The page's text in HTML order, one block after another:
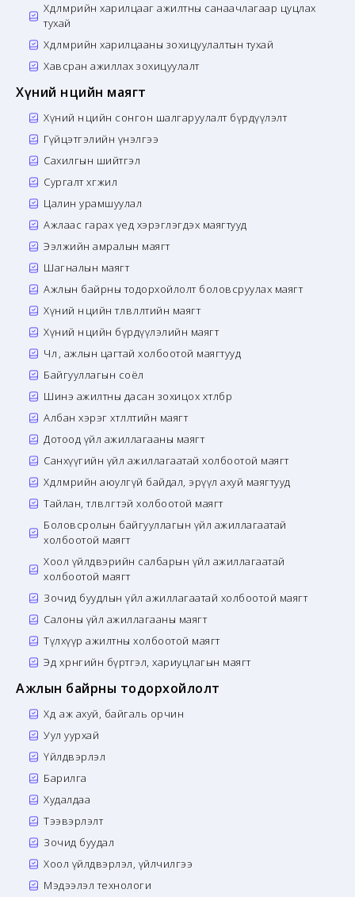
Хөдөлмөрийн харилцааг ажилтны санаачлагаар цуцлах
тухай
Хөдөлмөрийн харилцааны зохицуулалтын тухай
Хавсран ажиллах зохицуулалт
Хүний нөөцийн маягт
Хүний нөөцийн сонгон шалгаруулалт бүрдүүлэлт
Гүйцэтгэлийн үнэлгээ
Сахилгын шийтгэл
Сургалт хөгжил
Цалин урамшуулал
Ажлаас гарах үед хэрэглэгдэх маягтууд
Ээлжийн амралын маягт
Шагналын маягт
Ажлын байрны тодорхойлолт боловсруулах маягт
Хүний нөөцийн төлөвлөлтийн маягт
Хүний нөөцийн бүрдүүлэлийн маягт
Чөлөө, ажлын цагтай холбоотой маягтууд
Байгууллагын соёл
Шинэ ажилтны дасан зохицох хөтөлбөр
Албан хэрэг хөтлөлтийн маягт
Дотоод үйл ажиллагааны маягт
Санхүүгийн үйл ажиллагаатай холбоотой маягт
Хөдөлмөрийн аюулгүй байдал, эрүүл ахуй маягтууд
Тайлан, төлөвлөгөөтэй холбоотой маягт
Боловсролын байгууллагын үйл ажиллагаатай
холбоотой маягт
Хоол үйлдвэрийн салбарын үйл ажиллагаатай
холбоотой маягт
Зочид буудлын үйл ажиллагаатай холбоотой маягт
Салоны үйл ажиллагааны маягт
Түлхүүр ажилтны холбоотой маягт
Эд хөрөнгийн бүртгэл, хариуцлагын маягт
Ажлын байрны тодорхойлолт
Хөдөө аж ахуй, байгаль орчин
Уул уурхай
Үйлдвэрлэл
Барилга
Худалдаа
Тээвэрлэлт
Зочид буудал
Хоол үйлдвэрлэл, үйлчилгээ
Мэдээлэл технологи